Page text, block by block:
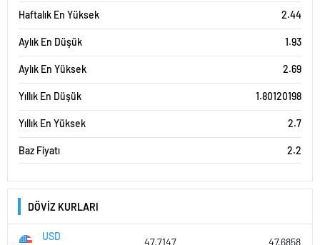
Haftalık En Yüksek 2.44
Aylık En Düşük 1.93
Aylık En Yüksek 2.69
Yıllık En Düşük 1.80120198
Yıllık En Yüksek 2.7
Baz Fiyatı 2.2
DÖVİZ KURLARI
USD 47,7147 47,6858